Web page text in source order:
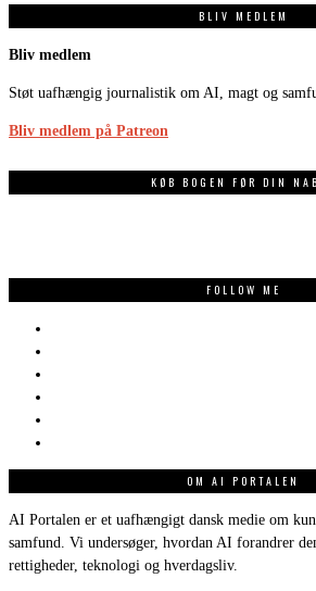
BLIV MEDLEM
Bliv medlem
Støt uafhængig journalistik om AI, magt og
Bliv medlem på Patreon
KØB BOGEN FØR DIN
FOLLOW ME
OM AI PORTALEN
AI Portalen er et uafhængigt dansk medie om
samfund. Vi undersøger, hvordan AI forandrer
rettigheder, teknologi og hverdagsliv.